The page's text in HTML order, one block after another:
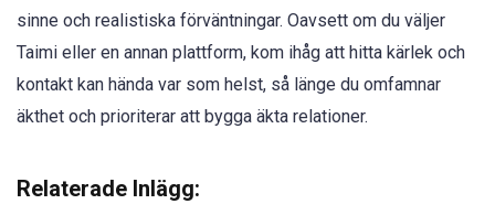
sinne och realistiska förväntningar. Oavsett om du väljer
Taimi eller en annan plattform, kom ihåg att hitta kärlek och
kontakt kan hända var som helst, så länge du omfamnar
äkthet och prioriterar att bygga äkta relationer.
Relaterade Inlägg: